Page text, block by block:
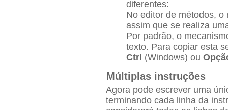
diferentes:
No editor de métodos,
assim que se realiza
Por padrão, o
texto. Para copiar esta
Ctrl (Windows) ou
Múltiplas instruções
Agora pode escrever uma
terminando cada linha da